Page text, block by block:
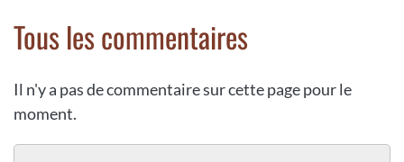
Tous les commentaires
Il n'y a pas de commentaire sur cette page pour le
moment.